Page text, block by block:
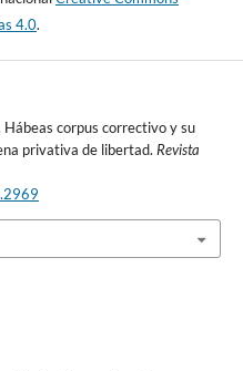
4.0.
Hábeas corpus correctivo y su
privativa de libertad. Revista